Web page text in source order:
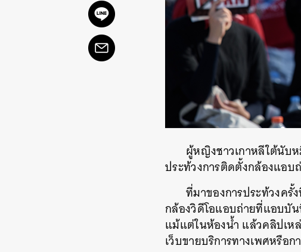
ผู้หญิงชาวเกาหลีใต้นับ
ประท้วงการติดตั้งกล้องแอบ
ที่มาของการประท้วงครั้
กล้องวิดีโอแอบถ่ายที่แอบบั
แม้แต่ในห้องน้ำ แล้วคลิปเห
เว็บขายบริการทางเพศหรือ